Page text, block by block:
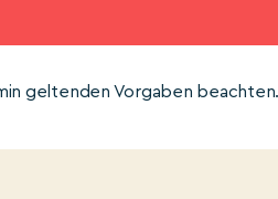
geltenden Vorgaben